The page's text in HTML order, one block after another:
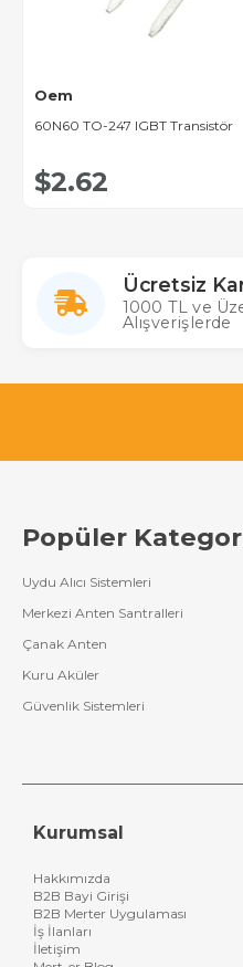
Oem
60N60 TO-247 IGBT Transistör
$2.62
Ücretsiz
1000 TL ve
Alışverişlerde
Popüler
Uydu Alıcı Sistemleri
Merkezi Anten Santralleri
Çanak Anten
Kuru Aküler
Güvenlik Sistemleri
Kurumsal
Hakkımızda
B2B Bayi Girişi
B2B Merter Uygulaması
İş İlanları
İletişim